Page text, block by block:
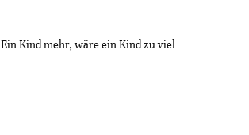
Ein Kind mehr, wäre ein Kind zu viel